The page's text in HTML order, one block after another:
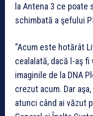
la Antena 3 ce poate
schimbată a şefului
“Acum este hotărât
cealalată, dacă l-aş
imaginile de la DNA
crezut acum. Dar
atunci când ai văzut